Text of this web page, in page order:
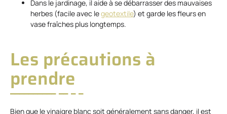
Dans le jardinage, il aide à se débarrasser des mauvaises
herbes (facile avec legeotextile) et garde les fleurs en
vase fraîches plus longtemps.
Les précautions à
prendre
Bien que le vinaigre blanc soit généralement sans danger, il est